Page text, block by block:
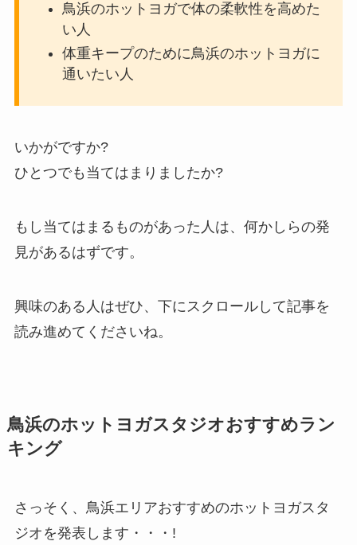
鳥浜のホットヨガで体の柔軟性を高めた
い人
体重キープのために鳥浜のホットヨガに
通いたい人
いかがですか?
ひとつでも当てはまりましたか?
もし当てはまるものがあった人は、何かしらの発
見があるはずです。
興味のある人はぜひ、下にスクロールして記事を
読み進めてくださいね。
鳥浜のホットヨガスタジオおすすめラン
キング
さっそく、鳥浜エリアおすすめのホットヨガスタ
ジオを発表します・・・!